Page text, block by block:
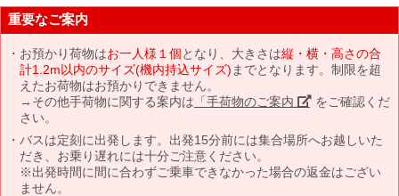
重要なご案内
お預かり荷物はお一人様１個となり、大きさは縦・横・高さの合
計1.2m以内のサイズ(機内持込サイズ) までとなります。制限を超
えたお荷物はお預かりできません。
→その他手荷物に関する案内は 「手荷物のご案内」 をご確認くだ
さい。
バスは定刻に出発します。出発15分前には集合場所へお越しいた
だき、お乗り遅れには十分ご注意ください。
※出発時間に間に合わずご乗車できなかった場合の返金はござい
ません。